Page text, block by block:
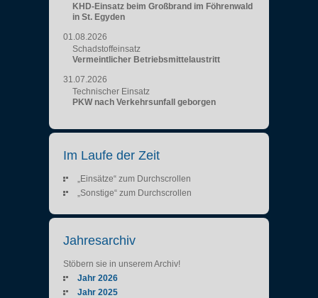
KHD-Einsatz beim Großbrand im Föhrenwald
in St. Egyden
01.08.2026
Schadstoffeinsatz
Vermeintlicher Betriebsmittelaustritt
31.07.2026
Technischer Einsatz
PKW nach Verkehrsunfall geborgen
Im Laufe der Zeit
„Einsätze“ zum Durchscrollen
„Sonstige“ zum Durchscrollen
Jahresarchiv
Stöbern sie in unserem Archiv!
Jahr 2026
Jahr 2025